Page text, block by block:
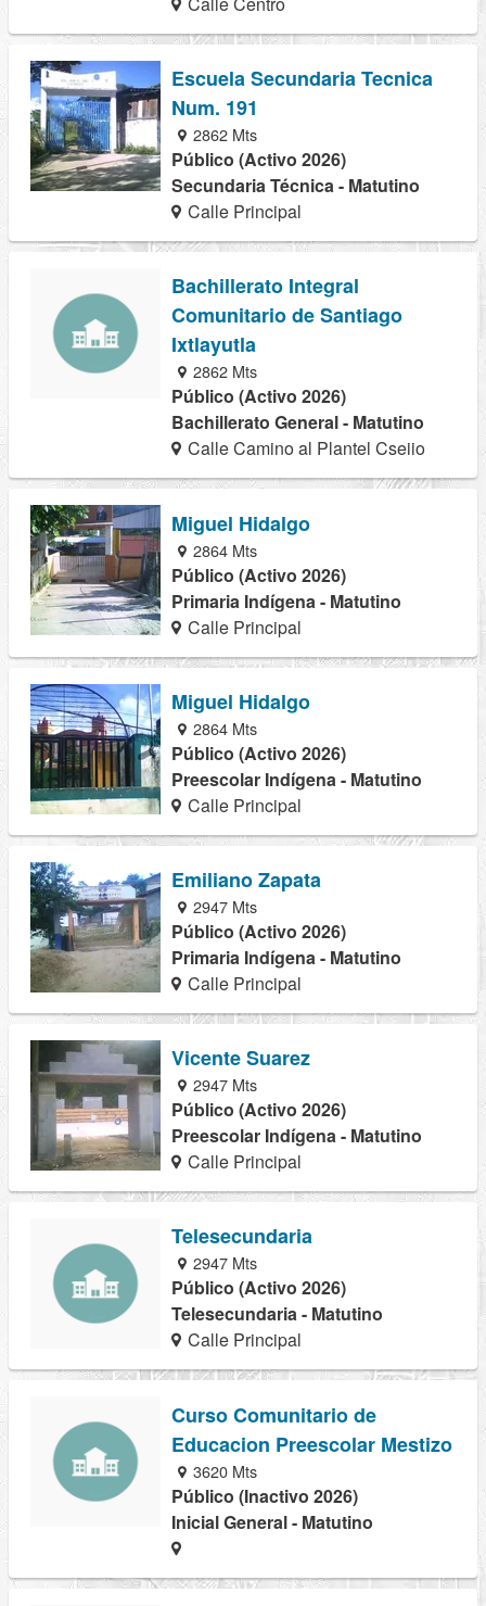
Escuela Secundaria Tecnica
Num. 191
2862 Mts
Público (Activo 2026)
Secundaria Técnica - Matutino
Calle Principal
Bachillerato Integral
Comunitario de Santiago
Ixtlayutla
2862 Mts
Público (Activo 2026)
Bachillerato General - Matutino
Calle Camino al Plantel Cseiio
Miguel Hidalgo
2864 Mts
Público (Activo 2026)
Primaria Indígena - Matutino
Calle Principal
Miguel Hidalgo
2864 Mts
Público (Activo 2026)
Preescolar Indígena - Matutino
Calle Principal
Emiliano Zapata
2947 Mts
Público (Activo 2026)
Primaria Indígena - Matutino
Calle Principal
Vicente Suarez
2947 Mts
Público (Activo 2026)
Preescolar Indígena - Matutino
Calle Principal
Telesecundaria
2947 Mts
Público (Activo 2026)
Telesecundaria - Matutino
Calle Principal
Curso Comunitario de
Educacion Preescolar Mestizo
3620 Mts
Público (Inactivo 2026)
Inicial General - Matutino